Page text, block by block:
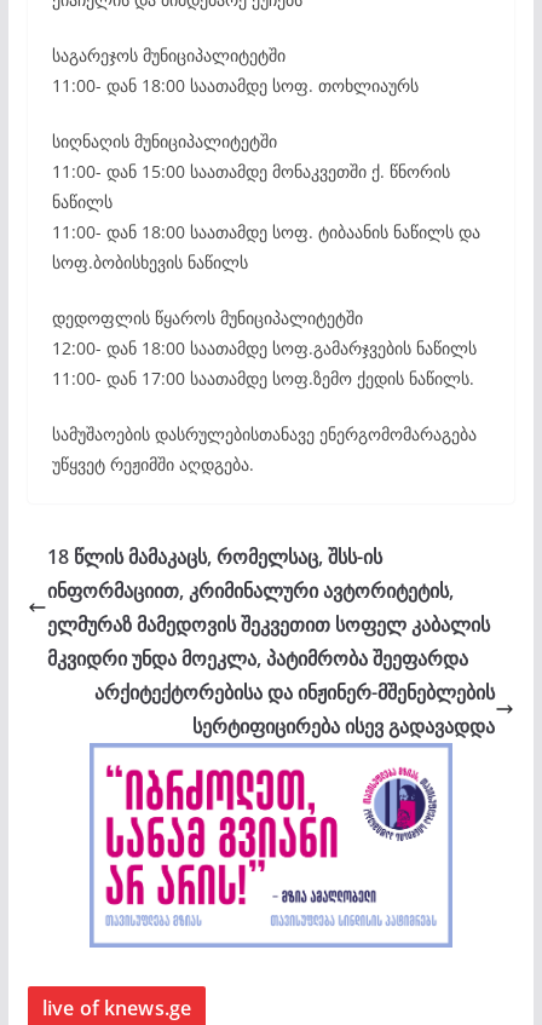
საგარეჯოს მუნიციპალიტეტში
11:00- დან 18:00 საათამდე სოფ. თოხლიაურს
სიღნაღის მუნიციპალიტეტში
11:00- დან 15:00 საათამდე მონაკვეთში ქ. წნორის
ნაწილს
11:00- დან 18:00 საათამდე სოფ. ტიბაანის ნაწილს და
სოფ.ბობისხევის ნაწილს
დედოფლის წყაროს მუნიციპალიტეტში
12:00- დან 18:00 საათამდე სოფ.გამარჯვების ნაწილს
11:00- დან 17:00 საათამდე სოფ.ზემო ქედის ნაწილს.
სამუშაოების დასრულებისთანავე ენერგომომარაგება
უწყვეტ რეჟიმში აღდგება.
18 წლის მამაკაცს, რომელსაც, შსს-ის
ინფორმაციით, კრიმინალური ავტორიტეტის,
ელმურაზ მამედოვის შეკვეთით სოფელ კაბალის
მკვიდრი უნდა მოეკლა, პატიმრობა შეეფარდა
არქიტექტორებისა და ინჟინერ-მშენებლების
სერტიფიცირება ისევ გადავადდა
live of knews.ge